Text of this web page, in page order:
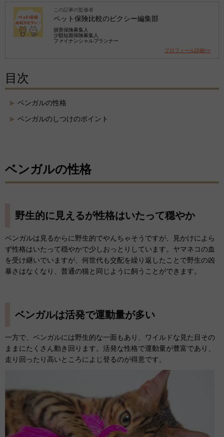
この記事の監修者
ペット保険比較のピクシー編集部
損害保険募集人
少額短期保険募集人
ファイナンシャルプランナー
プロフィール詳細>>
目次
ベンガルの性格
ベンガルのしつけのポイント
ベンガルの性格
野生的に見えるが性格はいたって穏やか
ベンガルは見るからに野生的でやんちゃそうですが、見かけによら
ず性格はいたって穏やかで少しおっとりしています。ヤマネコの血
を受け継いでいますが、何世代も交配を繰り返したことで野生の凶
暴さはなくなり、普通の猫と同じように飼うことができます。
ベンガルは活発で運動量が多い
一方で、ベンガルには野生的な一面もあり、ワイルドな見た目その
ままにたくさん動き回ります。活発な性格で運動量が豊富であり、
走り回ったり高いところによじ登るのが得意です。